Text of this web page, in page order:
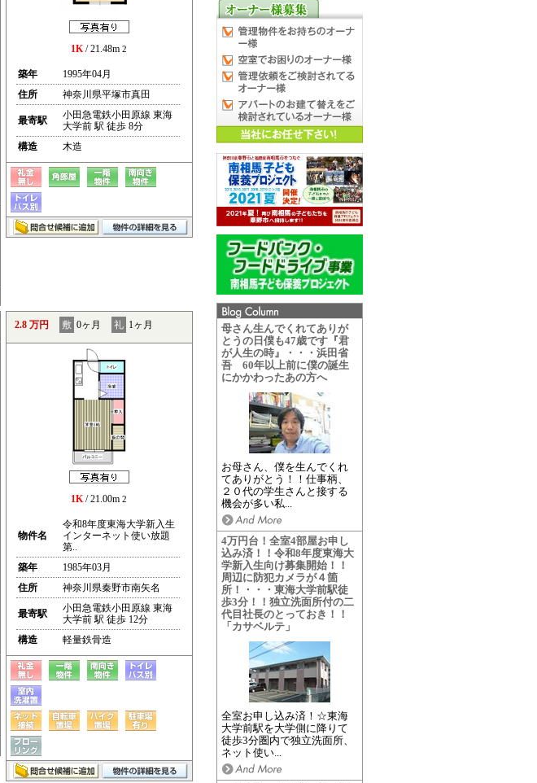
母さん生んでくれてありが
とうの日僕も47歳です『君
が人生の時』・・・浜田省
吾 60年以上前に僕の誕生
にかかわったあの方へ
お母さん、僕を生んでくれ
てありがとう！！仕事柄、
２０代の学生さんと接する
機会が多い私...
4万円台！全室4部屋お申し
込み済！！令和8年度東海大
学新入生向け募集開始！！
周辺に防犯カメラが４箇
所！・・・東海大学前駅徒
歩3分！！独立洗面所付の二
代目社長のとっておき！！
「カサベルテ」
全室お申し込み済！☆東海
大学前駅を大学側に降りて
徒歩3分圏内で独立洗面所、
ネット使い...
1K/ 21.48m 2
築年
1995年04月
住所
神奈川県平塚市真田
最寄駅
小田急電鉄小田原線 東海
大学前 駅 徒歩 8分
構造
木造
2.8 万円 敷 0ヶ月 礼 1ヶ月
1K/ 21.00m 2
物件名
令和8年度東海大学新入生
インターネット使い放題
第..
築年
1985年03月
住所
神奈川県秦野市南矢名
最寄駅
小田急電鉄小田原線 東海
大学前 駅 徒歩 12分
構造
軽量鉄骨造